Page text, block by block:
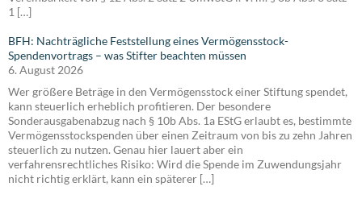
1 […]
BFH: Nachträgliche Feststellung eines Vermögensstock-
Spendenvortrags – was Stifter beachten müssen
6. August 2026
Wer größere Beträge in den Vermögensstock einer Stiftung spendet,
kann steuerlich erheblich profitieren. Der besondere
Sonderausgabenabzug nach § 10b Abs. 1a EStG erlaubt es, bestimmte
Vermögensstockspenden über einen Zeitraum von bis zu zehn Jahren
steuerlich zu nutzen. Genau hier lauert aber ein
verfahrensrechtliches Risiko: Wird die Spende im Zuwendungsjahr
nicht richtig erklärt, kann ein späterer […]